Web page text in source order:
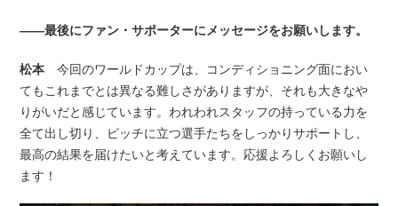
――最後にファン・サポーターにメッセージをお願いします。
松本 今回のワールドカップは、コンディショニング面におい
てもこれまでとは異なる難しさがありますが、それも大きなや
りがいだと感じています。われわれスタッフの持っている力を
全て出し切り、ピッチに立つ選手たちをしっかりサポートし、
最高の結果を届けたいと考えています。応援よろしくお願いし
ます！